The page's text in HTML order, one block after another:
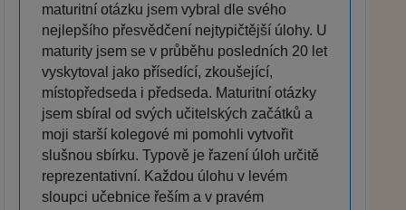
maturitní otázku jsem vybral dle svého
nejlepšího přesvědčení nejtypičtější úlohy. U
maturity jsem se v průběhu posledních 20 let
vyskytoval jako přísedící, zkoušející,
místopředseda i předseda. Maturitní otázky
jsem sbíral od svých učitelských začátků a
moji starší kolegové mi pomohli vytvořit
slušnou sbírku. Typově je řazení úloh určitě
reprezentativní. Každou úlohu v levém
sloupci učebnice řeším a v pravém